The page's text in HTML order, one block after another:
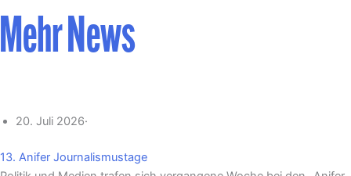
Mehr News
20. Juli 2026·
13. Anifer Journalismustage